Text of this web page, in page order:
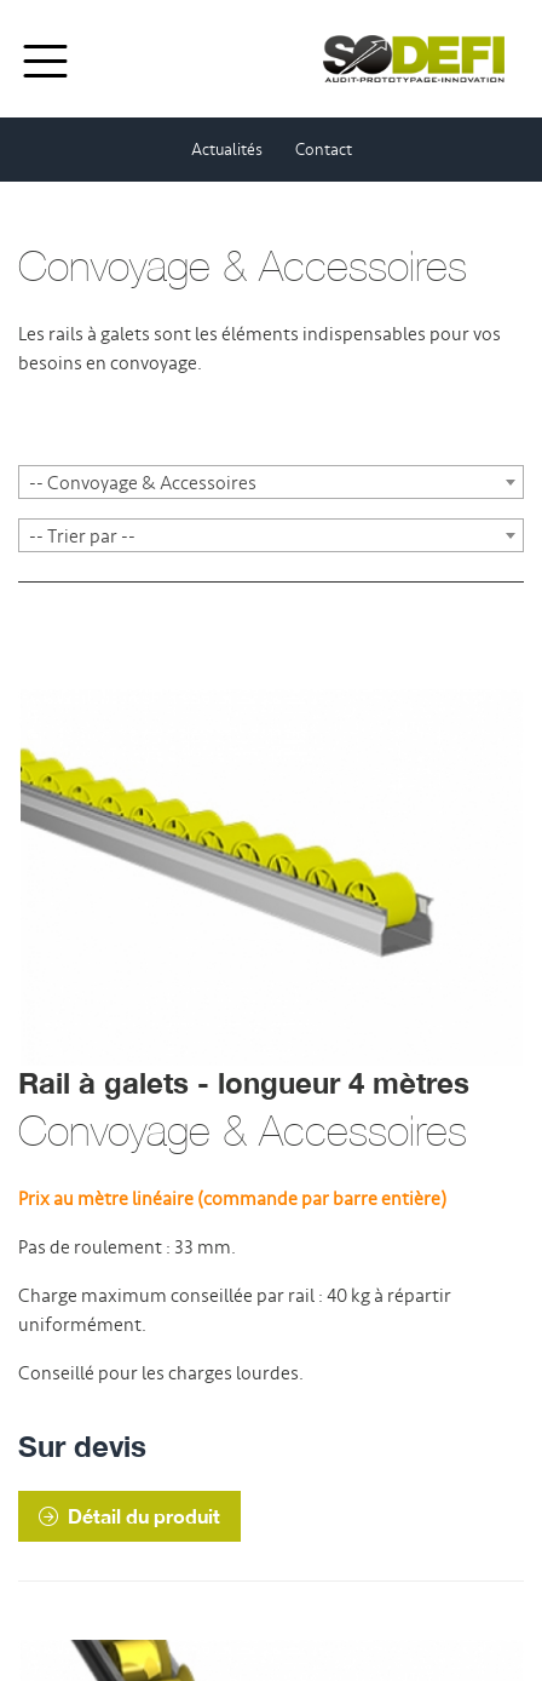
Actualités Contact
Convoyage & Accessoires
Les rails à galets sont les éléments indispensables pour vos
besoins en convoyage.
-- Convoyage & Accessoires
-- Trier par --
Rail à galets - longueur 4 mètres
Convoyage & Accessoires
Prix au mètre linéaire (commande par barre entière)
Pas de roulement : 33 mm.
Charge maximum conseillée par rail : 40 kg à répartir
uniformément.
Conseillé pour les charges lourdes.
Sur devis
Détail du produit